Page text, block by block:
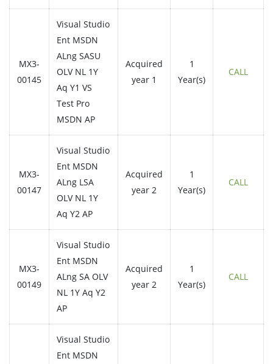
MX3-
00145
Visual Studio
Ent MSDN
ALng SASU
OLV NL 1Y
Aq Y1 VS
Test Pro
MSDN AP
Acquired
year 1
1
Year(s)
CALL
MX3-
00147
Visual Studio
Ent MSDN
ALng LSA
OLV NL 1Y
Aq Y2 AP
Acquired
year 2
1
Year(s)
CALL
MX3-
00149
Visual Studio
Ent MSDN
ALng SA OLV
NL 1Y Aq Y2
AP
Acquired
year 2
1
Year(s)
CALL
Visual Studio
Ent MSDN